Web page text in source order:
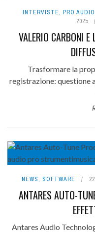
INTERVISTE, PRO AUDIO
2025
VALERIO CARBONI
Trasformare la
registrazione: questione
NEWS, SOFTWARE
ANTARES AUTO-
Antares Audio